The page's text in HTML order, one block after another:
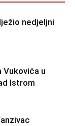
nedjeljni
Vukovića u
Istrom